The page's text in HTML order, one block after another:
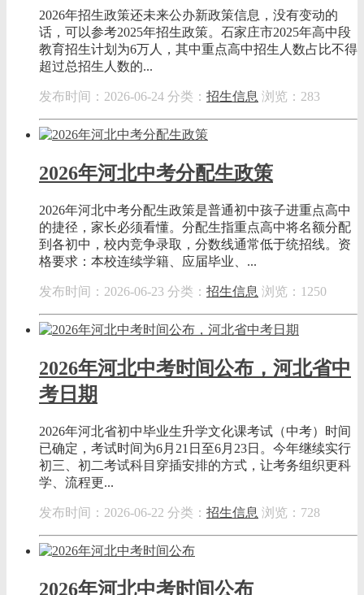
2026年招生政策还未来公办新政策信息，没有变动的
话，可以参考2025年招生政策。石家庄市2025年高中段
教育招生计划为6万人，其中重点高中招生人数占比不得
超过总招生人数的...
发布时间：2026-06-24 分类： 招生信息 浏览：283
2026年河北中考分配生政策
2026年河北中考分配生政策是普通初中孩子进重点高中
的捷径，家长必须看懂。分配生指重点高中将名额分配
到各初中，校内竞争录取，分数线通常低于统招线。资
格要求：本校连续学籍、应届毕业、...
发布时间：2026-06-23 分类： 招生信息 浏览：1250
2026年河北中考时间公布，河北省中
考日期
2026年河北省初中毕业生升学文化课考试（中考）时间
已确定，考试时间为6月21日至6月23日。今年继续实行
初三、初二考试科目穿插安排的方式，让考务组织更科
学、流程更...
发布时间：2026-06-22 分类： 招生信息 浏览：728
2026年河北中考时间公布